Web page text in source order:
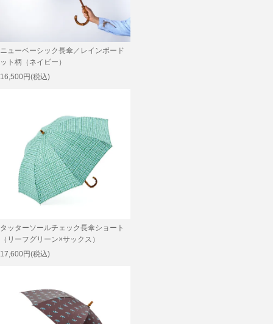
ニューベーシック長傘／レインボード
ット柄（ネイビー）
16,500円(税込)
タッターソールチェック長傘ショート
（リーフグリーン×サックス）
17,600円(税込)